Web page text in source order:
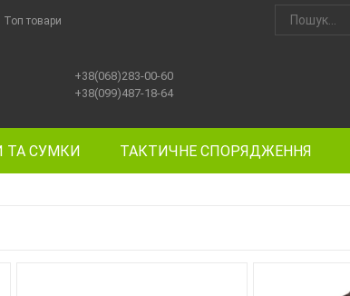
Топ товари
+38(068)283-00-60
+38(099)487-18-64
ТА СУМКИ ТАКТИЧНЕ СПОРЯДЖЕННЯ